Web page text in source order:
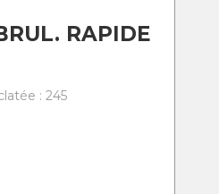
RAPIDE
: 245